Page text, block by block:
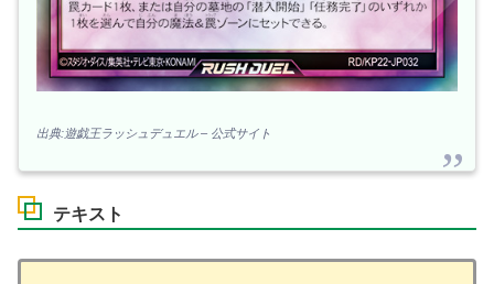
出典:遊戯王ラッシュデュエル – 公式サイト
テキスト